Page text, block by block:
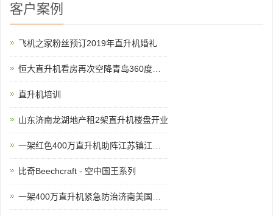
客户案例
飞机之家粉丝预订2019年直升机婚礼
直升机培训
山东济南龙湖地产租2架直升机楼盘开业
比奇Beechcraft - 空中国王系列